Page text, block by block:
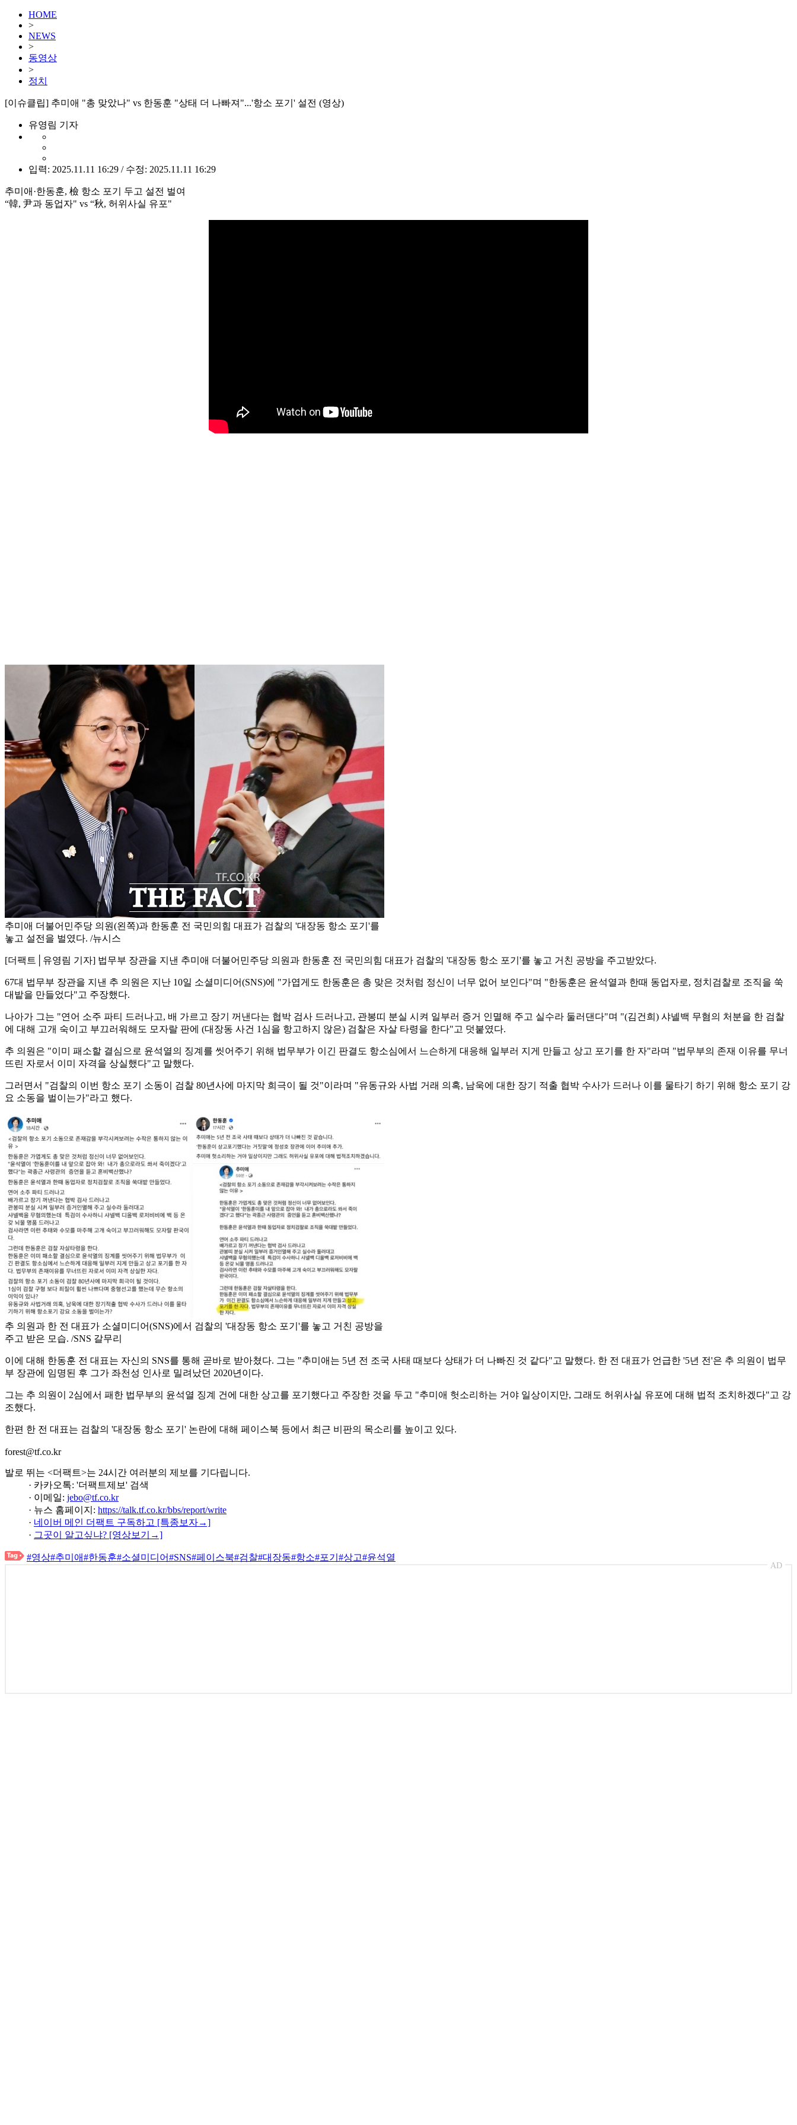
HOME
>
NEWS
>
동영상
>
정치
[이슈클립] 추미애 "총 맞았나" vs 한동훈 "상태 더 나빠져"...'항소 포기' 설전 (영상)
유영림 기자
입력: 2025.11.11 16:29 / 수정: 2025.11.11 16:29
추미애·한동훈, 檢 항소 포기 두고 설전 벌여
“韓, 尹과 동업자" vs “秋, 허위사실 유포"
추미애 더불어민주당 의원(왼쪽)과 한동훈 전 국민의힘 대표가 검찰의 '대장동 항소 포기'를
놓고 설전을 벌였다. /뉴시스
[더팩트│유영림 기자] 법무부 장관을 지낸 추미애 더불어민주당 의원과 한동훈 전 국민의힘 대표가 검찰의 '대장동 항소 포기'를 놓고 거친 공방을 주고받았다.
67대 법무부 장관을 지낸 추 의원은 지난 10일 소셜미디어(SNS)에 "가엽게도 한동훈은 총 맞은 것처럼 정신이 너무 없어 보인다"며 "한동훈은 윤석열과 한때 동업자로, 정치검찰로 조직을 쑥
대밭을 만들었다"고 주장했다.
나아가 그는 "연어 소주 파티 드러나고, 배 가르고 장기 꺼낸다는 협박 검사 드러나고, 관봉띠 분실 시켜 일부러 증거 인멸해 주고 실수라 둘러댄다"며 "(김건희) 샤넬백 무혐의 처분을 한 검찰
에 대해 고개 숙이고 부끄러워해도 모자랄 판에 (대장동 사건 1심을 항고하지 않은) 검찰은 자살 타령을 한다"고 덧붙였다.
추 의원은 "이미 패소할 결심으로 윤석열의 징계를 씻어주기 위해 법무부가 이긴 판결도 항소심에서 느슨하게 대응해 일부러 지게 만들고 상고 포기를 한 자"라며 "법무부의 존재 이유를 무너
뜨린 자로서 이미 자격을 상실했다"고 말했다.
그러면서 "검찰의 이번 항소 포기 소동이 검찰 80년사에 마지막 희극이 될 것"이라며 "유동규와 사법 거래 의혹, 남욱에 대한 장기 적출 협박 수사가 드러나 이를 물타기 하기 위해 항소 포기 강
요 소동을 벌이는가"라고 했다.
추 의원과 한 전 대표가 소셜미디어(SNS)에서 검찰의 '대장동 항소 포기'를 놓고 거친 공방을
주고 받은 모습. /SNS 갈무리
이에 대해 한동훈 전 대표는 자신의 SNS를 통해 곧바로 받아쳤다. 그는 "추미애는 5년 전 조국 사태 때보다 상태가 더 나빠진 것 같다"고 말했다. 한 전 대표가 언급한 '5년 전'은 추 의원이 법무
부 장관에 임명된 후 그가 좌천성 인사로 밀려났던 2020년이다.
그는 추 의원이 2심에서 패한 법무부의 윤석열 징계 건에 대한 상고를 포기했다고 주장한 것을 두고 "추미애 헛소리하는 거야 일상이지만, 그래도 허위사실 유포에 대해 법적 조치하겠다"고 강
조했다.
한편 한 전 대표는 검찰의 '대장동 항소 포기' 논란에 대해 페이스북 등에서 최근 비판의 목소리를 높이고 있다.
forest@tf.co.kr
발로 뛰는 <더팩트>는 24시간 여러분의 제보를 기다립니다.
· 카카오톡: '더팩트제보' 검색
· 이메일: jebo@tf.co.kr
· 뉴스 홈페이지: https://talk.tf.co.kr/bbs/report/write
· 네이버 메인 더팩트 구독하고 [특종보자→]
· 그곳이 알고싶냐? [영상보기→]
#영상#추미애#한동훈#소셜미디어#SNS#페이스북#검찰#대장동#항소#포기 #상고#윤석열
AD